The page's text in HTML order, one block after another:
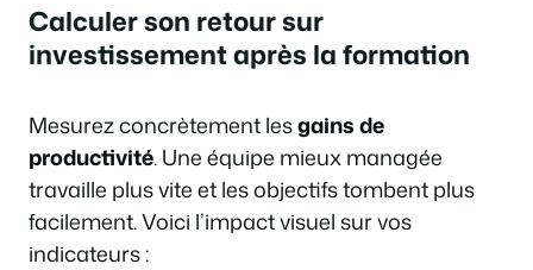
Calculer son retour sur
investissement après la formation
Mesurez concrètement lesgains de
productivité. Une équipe mieux managée
travaille plus vite et les objectifs tombent plus
facilement. Voici l’impact visuel sur vos
indicateurs :